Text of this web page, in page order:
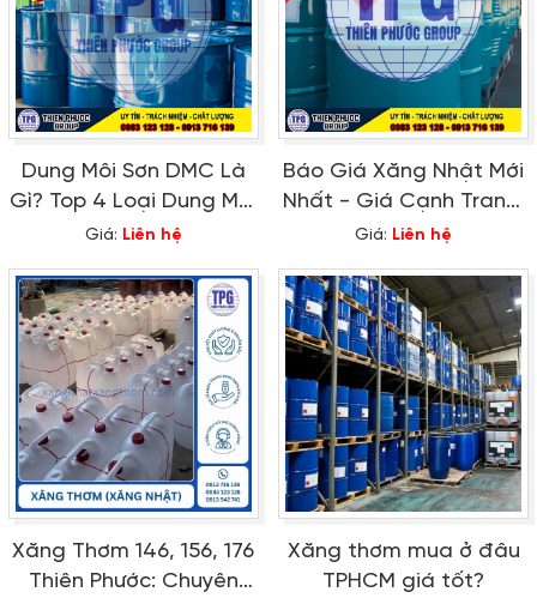
Dung Môi Sơn DMC Là
Gì? Top 4 Loại Dung Môi
Sơn Phổ Biến
Giá: Liên hệ
Báo Giá Xăng Nhật Mới
Nhất - Giá Cạnh Tranh,
Chất Lượng, Uy Tín
Giá: Liên hệ
Xăng Thơm 146, 156, 176
Thiên Phước: Chuyên
Xăng thơm mua ở đâu
TPHCM giá tốt?